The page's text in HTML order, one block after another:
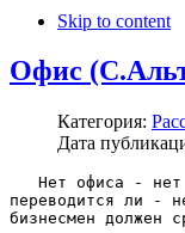
Skip to content
Офис
Категория:
Дата
Нет офиса -
переводится ли -
бизнесмен